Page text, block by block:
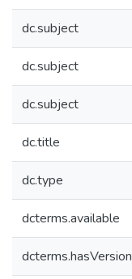
dc.subject
dc.subject
dc.subject
dc.title
dc.type
dcterms.available
dcterms.hasVersion